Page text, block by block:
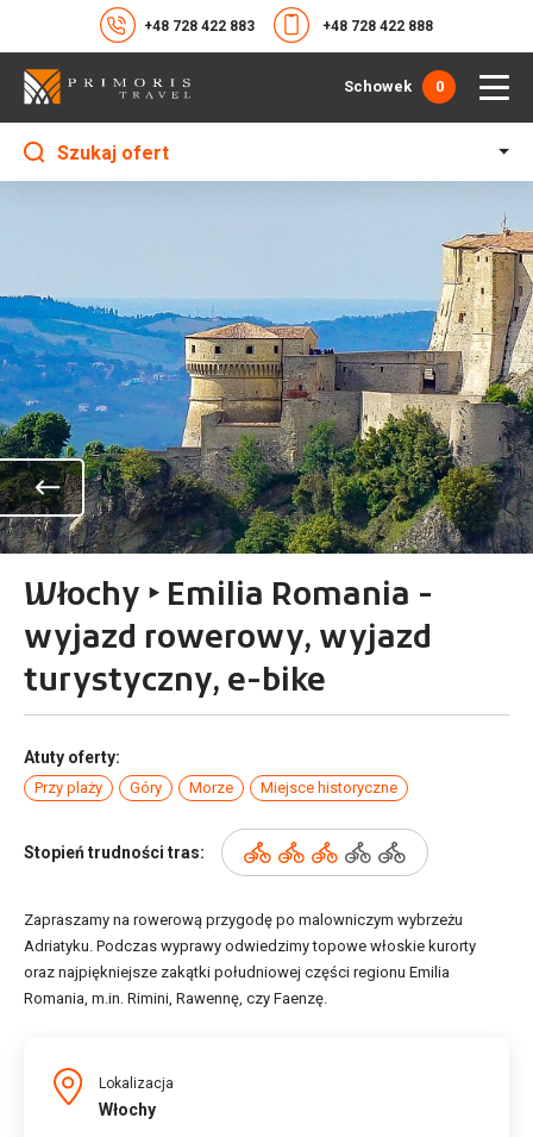
+48 728 422 883 +48 728 422 888
Schowek 0
Szukaj ofert
Włochy ‣ Emilia Romania -
wyjazd rowerowy, wyjazd
turystyczny, e-bike
Atuty oferty:
Przy plaży Góry Morze Miejsce historyczne
Stopień trudności tras:
Zapraszamy na rowerową przygodę po malowniczym wybrzeżu
Adriatyku. Podczas wyprawy odwiedzimy topowe włoskie kurorty
oraz najpiękniejsze zakątki południowej części regionu Emilia
Romania, m.in. Rimini, Rawennę, czy Faenzę.
Lokalizacja
Włochy